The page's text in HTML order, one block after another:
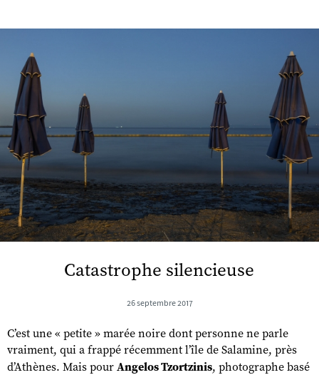
Catastrophe silencieuse
26 septembre 2017
C’est une « petite » marée noire dont personne ne parle
vraiment, qui a frappé récemment l’île de Salamine, près
d’Athènes. Mais pour Angelos Tzortzinis, photographe basé